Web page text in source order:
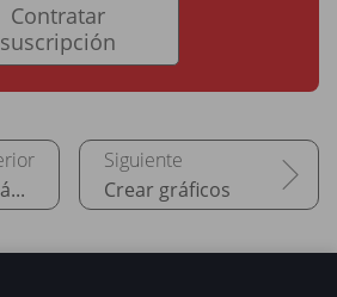
Contratar
suscripción
Diseño de página Crear gráficos